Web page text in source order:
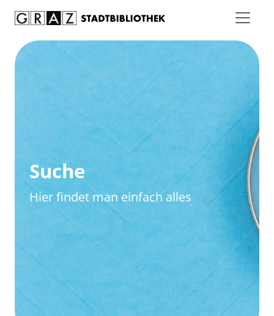
Suche
Hier findet man einfach alles